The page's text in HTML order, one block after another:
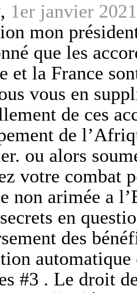
, 1er janvier
mon
que les
et la France
vous en
de ces
de
ou alors
votre combat
non arimée a
en
des
automatique
#3 . Le droit